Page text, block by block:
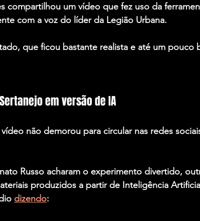
compartilhou um vídeo que fez uso da
com a voz do líder da Legião Urbana.
que ficou bastante realista e até um pouco
em versão de IA
não demorou para circular nas redes
Russo acharam o experimento divertido,
produzidos a partir de Inteligência
dizendo: